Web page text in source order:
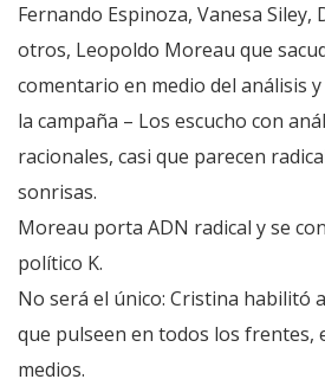
Fernando Espinoza, Vanesa Siley,
otros, Leopoldo Moreau que
comentario en medio del análisis
la campaña – Los escucho con
racionales, casi que parecen
sonrisas.
Moreau porta ADN radical y se
político K.
No será el único: Cristina habilitó
que pulseen en todos los frentes,
medios.